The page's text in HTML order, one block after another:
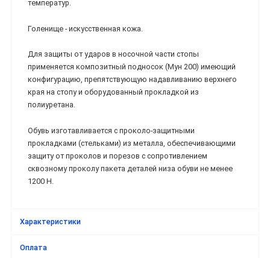
температур.
Голенище - искусственная кожа.
Для защиты от ударов в носочной части стопы
применяется композитный подносок (Мун 200) имеющий
конфигурацию, препятствующую надавливанию верхнего
края на стопу и оборудованный прокладкой из
полиуретана.
Обувь изготавливается с проколо-защитными
прокладками (стельками) из металла, обеспечивающими
защиту от проколов и порезов с сопротивлением
сквозному проколу пакета деталей низа обуви не менее
1200 Н.
Характеристики
Оплата